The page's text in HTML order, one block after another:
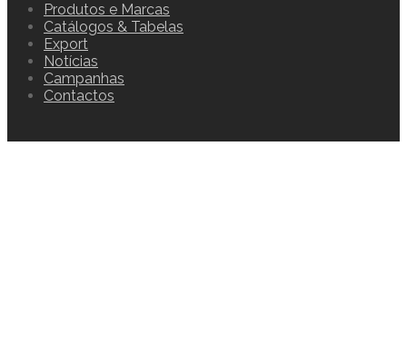
Produtos e Marcas
Catálogos & Tabelas
Export
Notícias
Campanhas
Contactos